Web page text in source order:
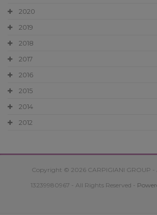
2020
2019
2018
2017
2016
2015
2014
2012
Copyright © 2026 CARPIGIANI GROUP -
13239980967 - All Rights Reserved -